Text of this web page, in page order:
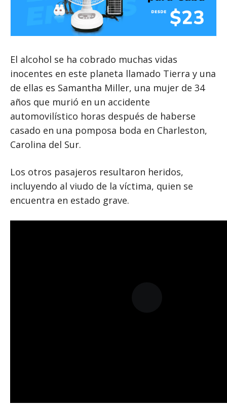
El alcohol se ha cobrado muchas vidas
inocentes en este planeta llamado Tierra y una
de ellas es Samantha Miller, una mujer de 34
años que murió en un accidente
automovilístico horas después de haberse
casado en una pomposa boda en Charleston,
Carolina del Sur.
Los otros pasajeros resultaron heridos,
incluyendo al viudo de la víctima, quien se
encuentra en estado grave.